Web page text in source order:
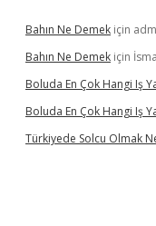
Bahın Ne Demek için
Bahın Ne Demek için
Boluda En Çok Hangi Iş
Boluda En Çok Hangi Iş
Türkiyede Solcu Olmak